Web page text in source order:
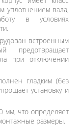
уплотнением вала,
в условиях
встроенным
предотвращает
при отключении
гладким (без
установку и
мм, что определяет
размеры.